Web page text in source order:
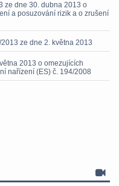
ze dne 30. dubna 2013 o
a posuzování rizik a o zrušení
ze dne 2. května 2013
2013 o omezujících
nařízení (ES) č. 194/2008